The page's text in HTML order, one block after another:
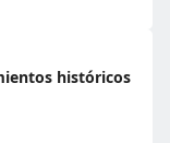
históricos